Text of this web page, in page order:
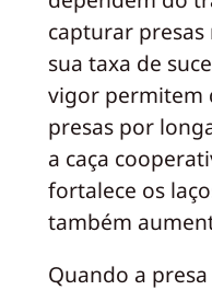
capturar
sua taxa de
vigor permitem
presas por
a caça
fortalece os
também
Quando a